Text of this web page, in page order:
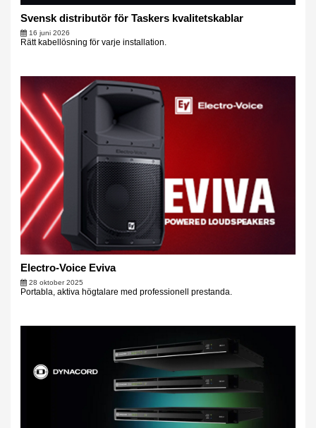
Svensk distributör för Taskers kvalitetskablar
16 juni 2026
Rätt kabellösning för varje installation.
Electro-Voice Eviva
28 oktober 2025
Portabla, aktiva högtalare med professionell prestanda.